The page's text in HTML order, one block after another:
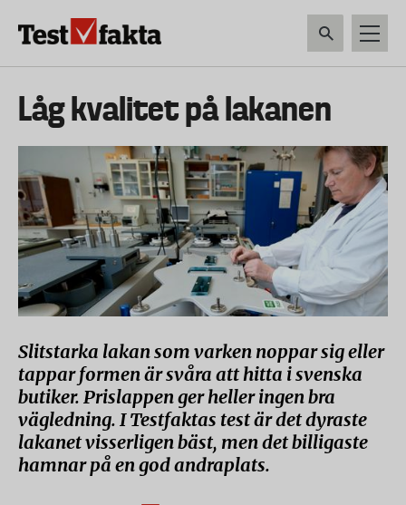
Huvudmeny
ny
HEM & HUSHÅLL LIVSMEDEL
Låg kvalitet på lakanen
Slitstarka lakan som varken noppar sig eller
tappar formen är svåra att hitta i svenska
butiker. Prislappen ger heller ingen bra
vägledning. I Testfaktas test är det dyraste
lakanet visserligen bäst, men det billigaste
hamnar på en god andraplats.